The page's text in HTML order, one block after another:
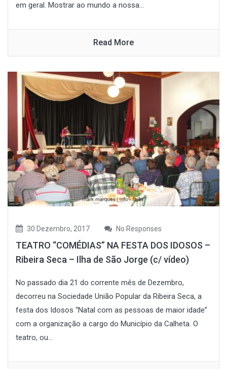
em geral. Mostrar ao mundo a nossa...
Read More
30 Dezembro, 2017 No Responses
TEATRO “COMÉDIAS” NA FESTA DOS IDOSOS –
Ribeira Seca – Ilha de São Jorge (c/ vídeo)
No passado dia 21 do corrente mês de Dezembro,
decorreu na Sociedade União Popular da Ribeira Seca, a
festa dos Idosos “Natal com as pessoas de maior idade”
com a organização a cargo do Município da Calheta. O
teatro, ou...